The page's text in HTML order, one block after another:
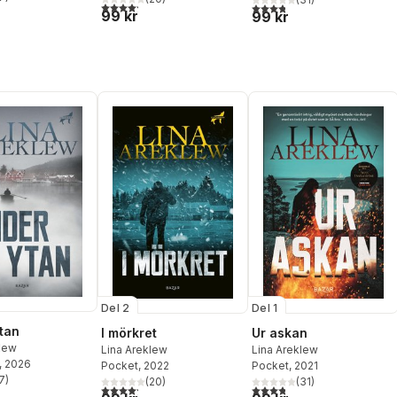
Totalt antal röster:
4,2utav 5 stjärnor. Totalt antal röster:
99 kr
3,8utav 5 stjärnor. Totalt
99 kr
, 2026
Totalt antal röster:
7)
Del 2
I mörkret
Lina Areklew
Pocket, 2022
4,2utav 5 stjärnor. Totalt antal röster:
(20)
Del 1
Ur askan
Lina Areklew
Pocket, 2021
3,8utav 5 stjärnor. Totalt
(31)